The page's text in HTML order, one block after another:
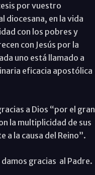
por vuestro
en la vida
con los pobres y
con Jesús por la
uno está llamado a
eficacia apostólica
a Dios “por el gran
la multiplicidad de sus
la causa del Reino”.
gracias al Padre.